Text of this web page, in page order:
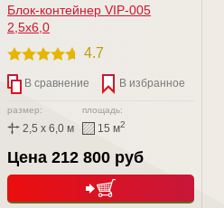
Блок-контейнер VIP-005
2,5х6,0
4.7
В сравнение В избранное
размер:
2,5 x 6,0 м
площадь:
15 м2
Цена 212 800 руб